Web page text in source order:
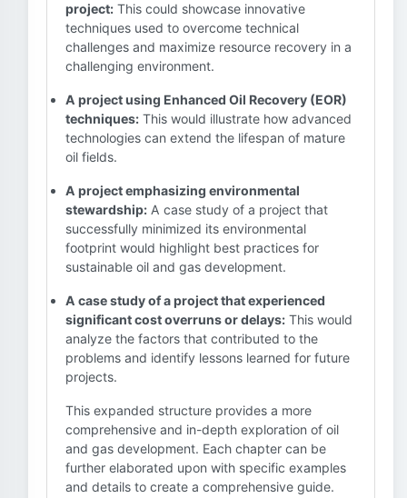
project: This could showcase innovative
techniques used to overcome technical
challenges and maximize resource recovery in a
challenging environment.
A project using Enhanced Oil Recovery (EOR)
techniques: This would illustrate how advanced
technologies can extend the lifespan of mature
oil fields.
A project emphasizing environmental
stewardship: A case study of a project that
successfully minimized its environmental
footprint would highlight best practices for
sustainable oil and gas development.
A case study of a project that experienced
significant cost overruns or delays: This would
analyze the factors that contributed to the
problems and identify lessons learned for future
projects.
This expanded structure provides a more
comprehensive and in-depth exploration of oil
and gas development. Each chapter can be
further elaborated upon with specific examples
and details to create a comprehensive guide.